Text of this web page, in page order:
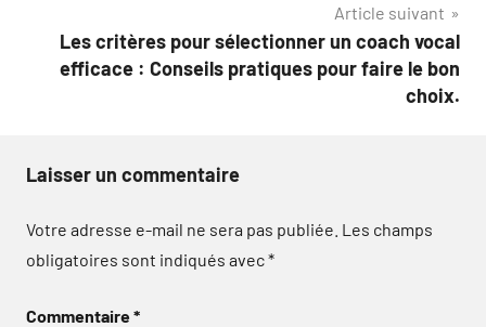
Article suivant
Les critères pour sélectionner un coach vocal
efficace : Conseils pratiques pour faire le bon
choix.
Laisser un commentaire
Votre adresse e-mail ne sera pas publiée. Les champs
obligatoires sont indiqués avec*
Commentaire*